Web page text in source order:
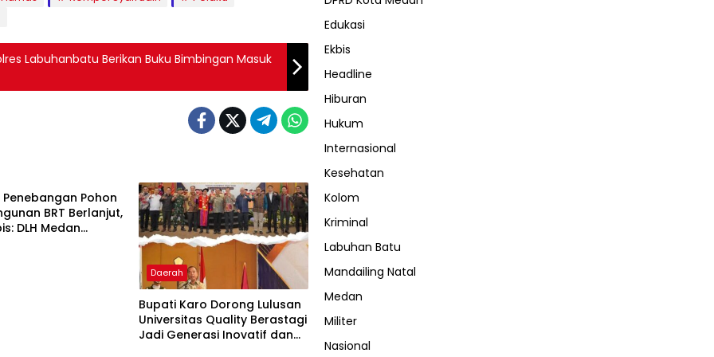
Labuhanbatu Berikan Buku Bimbingan Masuk
Penebangan Pohon
BRT Berlanjut,
DLH Medan
Daerah
Bupati Karo Dorong Lulusan
Universitas Quality Berastagi
Jadi Generasi Inovatif dan
Edukasi
Ekbis
Headline
Hiburan
Hukum
Internasional
Kesehatan
Kolom
Kriminal
Labuhan Batu
Mandailing Natal
Medan
Militer
Nasional